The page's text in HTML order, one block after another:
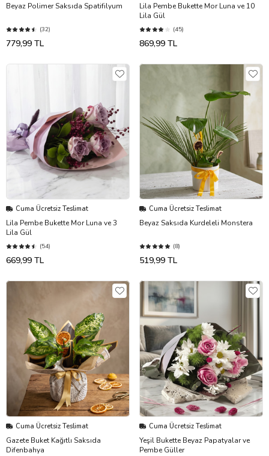
Beyaz Polimer Saksıda Spatifilyum
(32)
779,99 TL
Lila Pembe Bukette Mor Luna ve 10
Lila Gül
(45)
869,99 TL
Cuma Ücretsiz Teslimat
Lila Pembe Bukette Mor Luna ve 3
Lila Gül
(54)
669,99 TL
Cuma Ücretsiz Teslimat
Beyaz Saksıda Kurdeleli Monstera
(8)
519,99 TL
Cuma Ücretsiz Teslimat
Gazete Buket Kağıtlı Saksıda
Difenbahya
Cuma Ücretsiz Teslimat
Yeşil Bukette Beyaz Papatyalar ve
Pembe Güller